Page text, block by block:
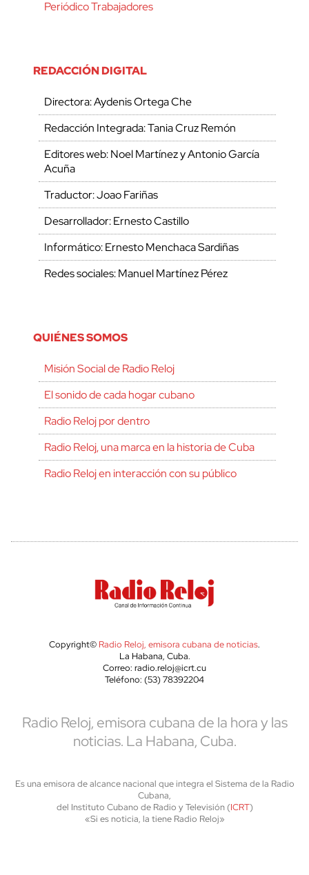
Periódico Trabajadores
REDACCIÓN DIGITAL
Directora: Aydenis Ortega Che
Redacción Integrada: Tania Cruz Remón
Editores web: Noel Martínez y Antonio García
Acuña
Traductor: Joao Fariñas
Desarrollador: Ernesto Castillo
Informático: Ernesto Menchaca Sardiñas
Redes sociales: Manuel Martínez Pérez
QUIÉNES SOMOS
Misión Social de Radio Reloj
El sonido de cada hogar cubano
Radio Reloj por dentro
Radio Reloj, una marca en la historia de Cuba
Radio Reloj en interacción con su público
Copyright© Radio Reloj, emisora cubana de noticias.
La Habana, Cuba.
Correo: radio.reloj@icrt.cu
Teléfono: (53) 78392204
Radio Reloj, emisora cubana de la hora y las
noticias. La Habana, Cuba.
Es una emisora de alcance nacional que integra el Sistema de la Radio
Cubana,
del Instituto Cubano de Radio y Televisión (ICRT)
«Si es noticia, la tiene Radio Reloj»